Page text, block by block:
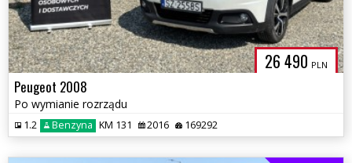
26 490 PLN
Peugeot 2008
Po wymianie rozrządu
1.2 Benzyna KM 131 2016 169292